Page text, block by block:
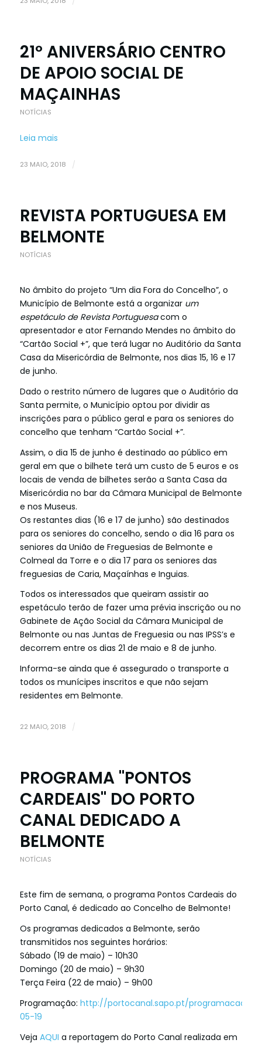
21º ANIVERSÁRIO CENTRO
DE APOIO SOCIAL DE
MAÇAINHAS
NOTÍCIAS
Leia mais
23 MAIO, 2018 /
REVISTA PORTUGUESA EM
BELMONTE
NOTÍCIAS
No âmbito do projeto “Um dia Fora do Concelho”, o
Município de Belmonte está a organizar um
espetáculo de Revista Portuguesacom o
apresentador e ator Fernando Mendes no âmbito do
“Cartão Social +”, que terá lugar no Auditório da Santa
Casa da Misericórdia de Belmonte, nos dias 15, 16 e 17
de junho.
Dado o restrito número de lugares que o Auditório da
Santa permite, o Município optou por dividir as
inscrições para o público geral e para os seniores do
concelho que tenham “Cartão Social +”.
Assim, o dia 15 de junho é destinado ao público em
geral em que o bilhete terá um custo de 5 euros e os
locais de venda de bilhetes serão a Santa Casa da
Misericórdia no bar da Câmara Municipal de Belmonte
e nos Museus.
Os restantes dias (16 e 17 de junho) são destinados
para os seniores do concelho, sendo o dia 16 para os
seniores da União de Freguesias de Belmonte e
Colmeal da Torre e o dia 17 para os seniores das
freguesias de Caria, Maçaínhas e Inguias.
Todos os interessados que queiram assistir ao
espetáculo terão de fazer uma prévia inscrição ou no
Gabinete de Ação Social da Câmara Municipal de
Belmonte ou nas Juntas de Freguesia ou nas IPSS’s e
decorrem entre os dias 21 de maio e 8 de junho.
Informa-se ainda que é assegurado o transporte a
todos os munícipes inscritos e que não sejam
residentes em Belmonte.
22 MAIO, 2018 /
PROGRAMA "PONTOS
CARDEAIS" DO PORTO
CANAL DEDICADO A
BELMONTE
NOTÍCIAS
Este fim de semana, o programa Pontos Cardeais do
Porto Canal, é dedicado ao Concelho de Belmonte!
Os programas dedicados a Belmonte, serão
transmitidos nos seguintes horários:
Sábado (19 de maio) – 10h30
Domingo (20 de maio) – 9h30
Terça Feira (22 de maio) – 9h00
Programação: http://portocanal.sapo.pt/programacao/
05-19
Veja AQUI a reportagem do Porto Canal realizada em